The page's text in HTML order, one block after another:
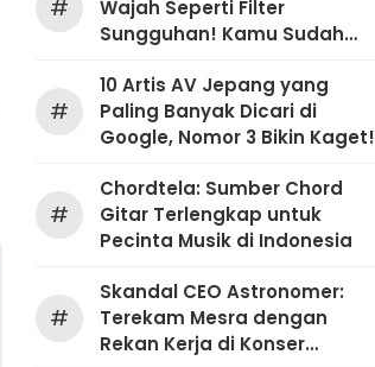
#
Wajah Seperti Filter
Sungguhan! Kamu Sudah
#
10 Artis AV Jepang yang
Paling Banyak Dicari di
Google, Nomor 3 Bikin Kaget!
#
Chordtela: Sumber Chord
Gitar Terlengkap untuk
Pecinta Musik di Indonesia
#
Skandal CEO Astronomer:
Terekam Mesra dengan
Rekan Kerja di Konser